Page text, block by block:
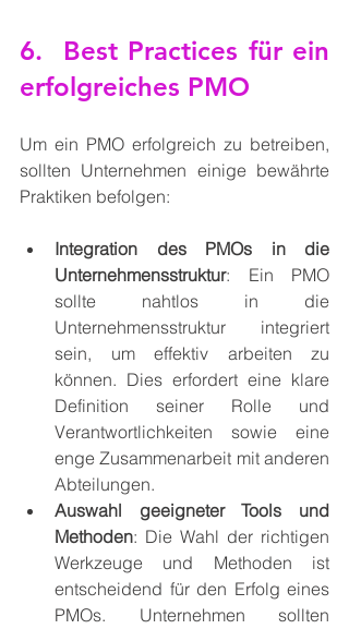
6.  Best Practices für ein
erfolgreiches PMO
Um ein PMO erfolgreich zu betreiben,
sollten Unternehmen einige bewährte
Praktiken befolgen:
Integration des PMOs in die
Unternehmensstruktur: Ein PMO
sollte nahtlos in die
Unternehmensstruktur integriert
sein, um effektiv arbeiten zu
können. Dies erfordert eine klare
Definition seiner Rolle und
Verantwortlichkeiten sowie eine
enge Zusammenarbeit mit anderen
Abteilungen.
Auswahl geeigneter Tools und
Methoden: Die Wahl der richtigen
Werkzeuge und Methoden ist
entscheidend für den Erfolg eines
PMOs. Unternehmen sollten